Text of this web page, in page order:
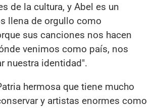
de la cultura, y Abel es un
llena de orgullo como
sus canciones nos hacen
venimos como país, nos
nuestra identidad".
hermosa que tiene mucho
y artistas enormes como